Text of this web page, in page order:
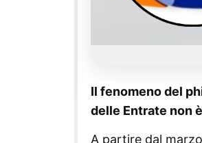
Il fenomeno del
delle Entrate non
A partire dal